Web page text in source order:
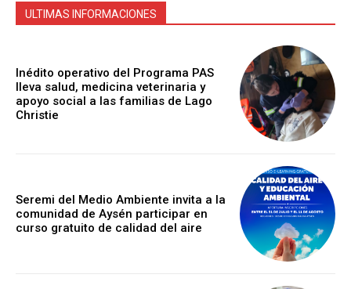
ULTIMAS INFORMACIONES
Inédito operativo del Programa PAS
lleva salud, medicina veterinaria y
apoyo social a las familias de Lago
Christie
Seremi del Medio Ambiente invita a la
comunidad de Aysén participar en
curso gratuito de calidad del aire